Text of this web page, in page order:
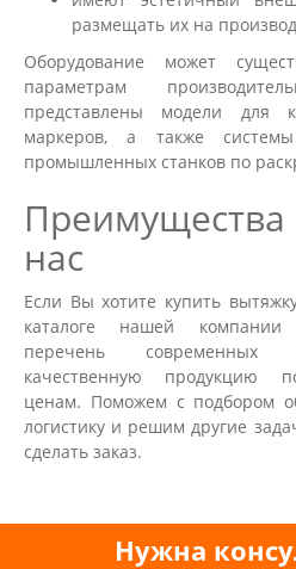
размещать их на
Оборудование может
параметрам
представлены модели для
маркеров, а также
промышленных станков по
нас
Если Вы хотите купить
каталоге нашей компании
перечень современных
качественную продукцию
ценам. Поможем с подбором
логистику и решим другие
сделать заказ.
Нужна